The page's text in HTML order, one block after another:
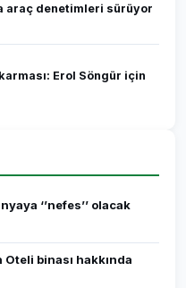
araç denetimleri sürüyor
Erol Söngür için
‘’nefes’’ olacak
binası hakkında